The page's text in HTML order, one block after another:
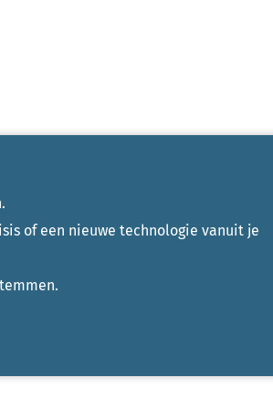
of een nieuwe technologie vanuit je